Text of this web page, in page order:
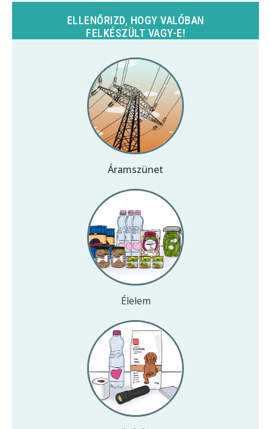
ELLENŐRIZD, HOGY VALÓBAN
FELKÉSZÜLT VAGY-E!
Áramszünet
Élelem